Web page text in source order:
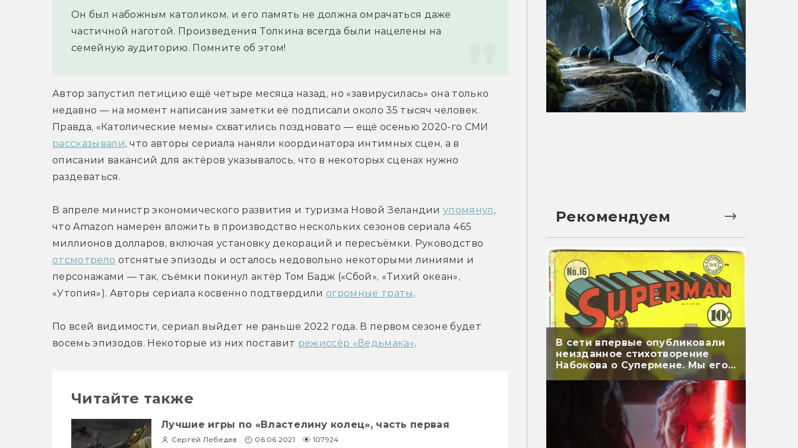
Он был набожным католиком, и его память не должна омрачаться даже
частичной наготой. Произведения Толкина всегда были нацелены на
семейную аудиторию. Помните об этом!
Автор запустил петицию ещё четыре месяца назад, но «завирусилась» она только
недавно — на момент написания заметки её подписали около 35 тысяч человек.
рассказывали, что авторы сериала наняли координатора интимных сцен, а в
описании вакансий для актёров указывалось, что в некоторых сценах нужно
раздеваться.
В апреле министр экономического развития и туризма Новой Зеландии упомянул ,
что Amazon намерен вложить в производство нескольких сезонов сериала 465
отсмотрело отснятые эпизоды и осталось недовольно некоторыми линиями и
персонажами — так, съёмки покинул актёр Том Бадж («Сбой», «Тихий океан»,
«Утопия»). Авторы сериала косвенно подтвердили огромные траты .
По всей видимости, сериал выйдет не раньше 2022 года. В первом сезоне будет
восемь эпизодов. Некоторые из них поставит режиссёр «Ведьмака».
Читайте также
Лучшие игры по «Властелину колец», часть первая
Сергей Лебедев 06.06.2021 107924
Рекомендуем
В сети впервые опубликовали
неизданное стихотворение
Набокова о Супермене. Мы его
перевели